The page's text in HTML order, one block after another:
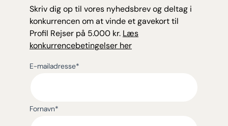
Skriv dig op til vores nyhedsbrev og deltag i
konkurrencen om at vinde et gavekort til
Profil Rejser på 5.000 kr. Læs
konkurrencebetingelser her
E-mailadresse*
Fornavn*